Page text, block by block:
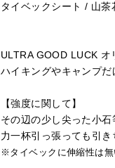
タイベックシート / 山茶
ULTRA GOOD LUCK オ
ハイキングやキャンプだ
【強度に関して】
その辺の少し尖った小
力一杯引っ張っても引き
※タイベックに伸縮性は無